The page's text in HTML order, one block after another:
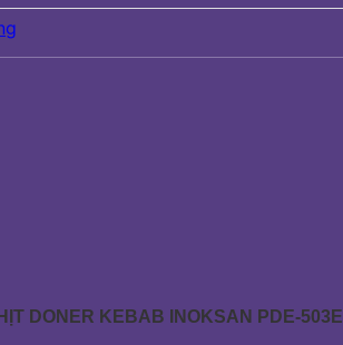
DONER KEBAB INOKSAN PDE-503E